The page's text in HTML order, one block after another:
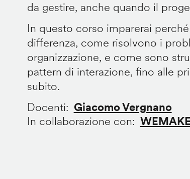
da gestire, anche quando il
In questo corso imparerai
differenza, come risolvono i
organizzazione, e come sono
pattern di interazione, fino alle
subito.
Docenti
Giacomo Vergnano
In collaborazione con
WEMAKE